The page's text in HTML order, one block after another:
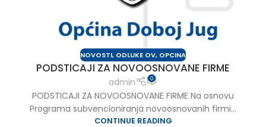
NOVOSTI, ODLUKE OV, OPCINA
PODSTICAJI ZA NOVOOSNOVANE FIRME
admin 0
PODSTICAJI ZA NOVOOSNOVANE FIRME Na osnovu
Programa subvencioniranja novoosnovanih firmi...
CONTINUE READING